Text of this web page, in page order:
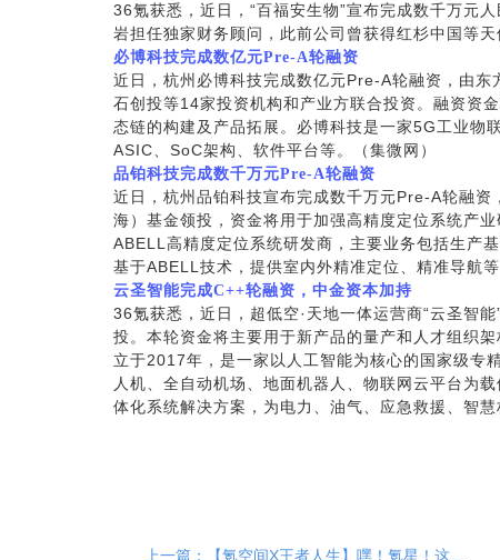
36氪获悉，近日，“百福安生物”宣布完成数千万元
岩担任独家财务顾问，此前公司曾获得红杉中国等天
必博科技完成数亿元Pre-A轮融资
近日，杭州必博科技完成数亿元Pre-A轮融资，由
石创投等14家投资机构和产业方联合投资。融资资
态链的构建及产品拓展。必博科技是一家5G工业物
ASIC、SoC架构、软件平台等。（集微网）
品铂科技完成数千万元Pre-A轮融资
近日，杭州品铂科技宣布完成数千万元Pre-A轮融
海）基金领投，资金将用于加强高精度定位系统产
ABELL高精度定位系统研发商，主要业务包括生产
基于ABELL技术，提供室内外精准定位、精准导航
云圣智能完成C++轮融资，中金资本加持
36氪获悉，近日，超低空·天地一体运营商“云圣智
投。本轮资金将主要用于新产品的量产和人才组织
立于2017年，是一家以人工智能为核心的国家级专
人机、全自动机场、地面机器人、物联网云平台为
体化系统解决方案，为电力、油气、应急救援、智